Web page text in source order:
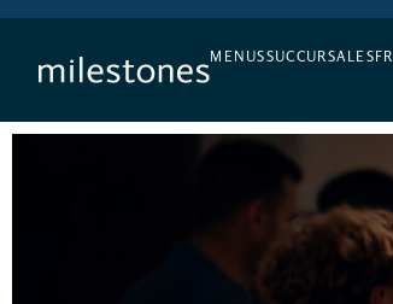
MENUSSUCCURSALES